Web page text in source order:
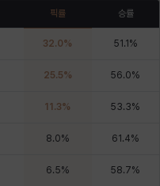
픽률 승률
32.0% 51.1 %
25.5% 56.0%
11.3% 53.3%
8.0% 61.4%
6.5% 58.7%